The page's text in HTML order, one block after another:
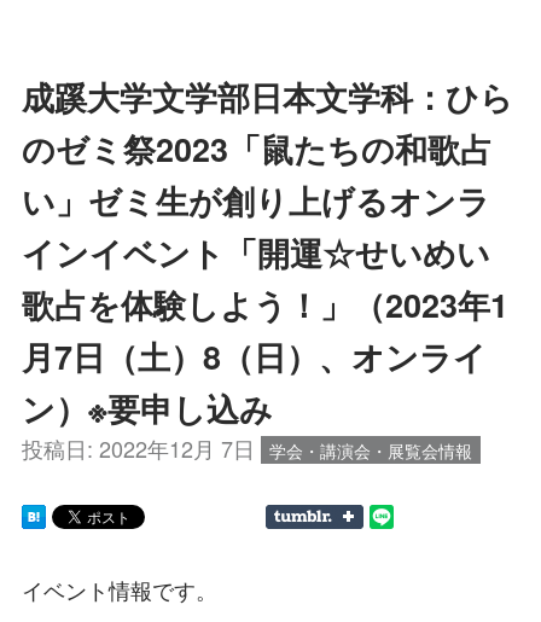
成蹊大学文学部日本文学科：ひら
のゼミ祭2023​「鼠たちの和歌占
い」ゼミ生が創り上げるオンラ
インイベント「開運☆せいめい
歌占を体験しよう！」（2023年1
月7日（土）8（日）、オンライ
ン）※要申し込み
投稿日: 2022年12月 7日 学会・講演会・展覧会情報
イベント情報です。